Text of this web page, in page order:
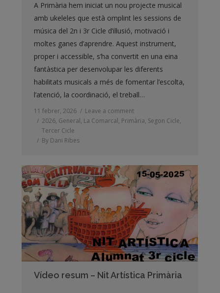
A Primària hem iniciat un nou projecte musical
amb ukeleles que està omplint les sessions de
música del 2n i 3r Cicle d’il·lusió, motivació i
moltes ganes d’aprendre. Aquest instrument,
proper i accessible, s’ha convertit en una eina
fantàstica per desenvolupar les diferents
habilitats musicals a més de fomentar l’escolta,
l’atenció, la coordinació, el treball…
11 febrer, 2026
Leave a comment
2026, General, La Comarcal, Primària, Segon Cicle,
Tercer Cicle
By Dani Ribes
Vídeo resum – Nit Artística Primària